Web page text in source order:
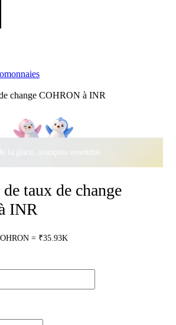
change COHRON à INR
Au-delà de la glace, avançons ensemble ·
500 000 $
taux de change
INR
= ₹35.93K